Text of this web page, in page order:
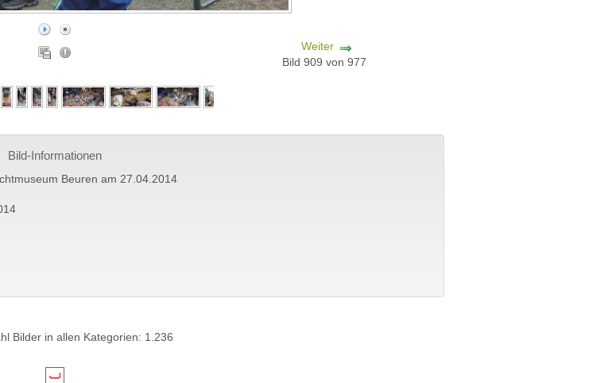
Weiter
Bild 909 von 977
Bild-Informationen
Beuren am 27.04.2014
Bilder in allen Kategorien: 1.236